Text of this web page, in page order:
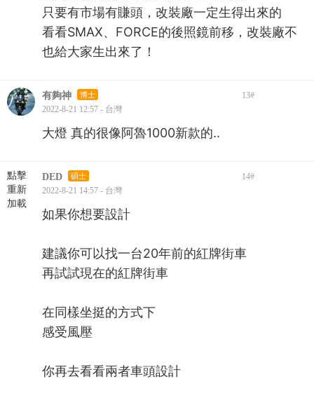
只要有市場有賺頭，改裝廠一定生得出來的
看看SMAX、FORCE的後照鏡前移，改裝廠不
也給大家生出來了！
有夠神 博士 13#
2022-8-21 12:57 - 台灣
大燈 真的很像阿魯1000新款的..
點擊
重新
加載
DED 碩士 14#
2022-8-21 14:57 - 台灣
如果你想要設計
建議你可以找一台20年前的紅牌街車
再試試現在的紅牌街車
在同樣坐挺的方式下
感受風壓
你再去看看兩者車頭設計